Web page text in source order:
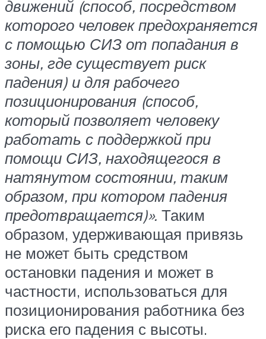
движений (способ, посредством
которого человек предохраняется
с помощью СИЗ от попадания в
зоны, где существует риск
падения) и для рабочего
позиционирования (способ,
который позволяет человеку
работать с поддержкой при
помощи СИЗ, находящегося в
натянутом состоянии, таким
образом, при котором падения
предотвращается)». Таким
образом, удерживающая привязь
не может быть средством
остановки падения и может в
частности, использоваться для
позиционирования работника без
риска его падения с высоты.